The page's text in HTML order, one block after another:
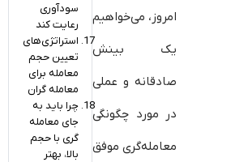
امروز، می‌خواهیم
یک بینش
صادقانه و عملی
در مورد چگونگی
معامله‌گری موفق
سودآوری
رعایت کند
استراتژی‌های
تعیین حجم
معامله برای
معامله گران
چرا باید به
جای معامله
گری با حجم
بالا، بهتر